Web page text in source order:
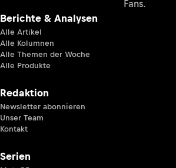
Fans.
Berichte & Analysen
Alle Artikel
Alle Kolumnen
Alle Themen der Woche
Alle Produkte
Redaktion
Newsletter abonnieren
Unser Team
Kontakt
Serien